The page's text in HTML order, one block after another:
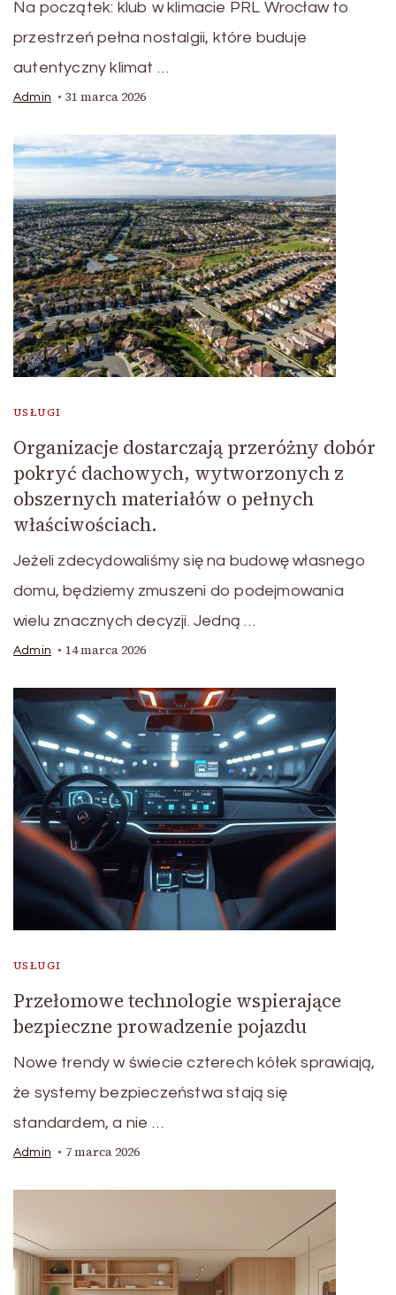
Na początek: klub w klimacie PRL Wrocław to
przestrzeń pełna nostalgii, które buduje
autentyczny klimat …
Admin 31 marca 2026
USŁUGI
Organizacje dostarczają przeróżny dobór
pokryć dachowych, wytworzonych z
obszernych materiałów o pełnych
właściwościach.
Jeżeli zdecydowaliśmy się na budowę własnego
domu, będziemy zmuszeni do podejmowania
wielu znacznych decyzji. Jedną …
Admin 14 marca 2026
USŁUGI
Przełomowe technologie wspierające
bezpieczne prowadzenie pojazdu
Nowe trendy w świecie czterech kółek sprawiają,
że systemy bezpieczeństwa stają się
standardem, a nie …
Admin 7 marca 2026